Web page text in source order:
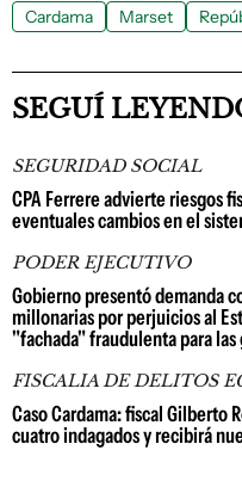
Cardama Marset
SEGUÍ
SEGURIDAD SOCIAL
CPA Ferrere advierte riesgos
eventuales cambios en el
PODER EJECUTIVO
Gobierno presentó demanda
millonarias por perjuicios al
"fachada" fraudulenta para las
FISCALIA DE DELITOS
Caso Cardama: fiscal Gilberto
cuatro indagados y recibirá